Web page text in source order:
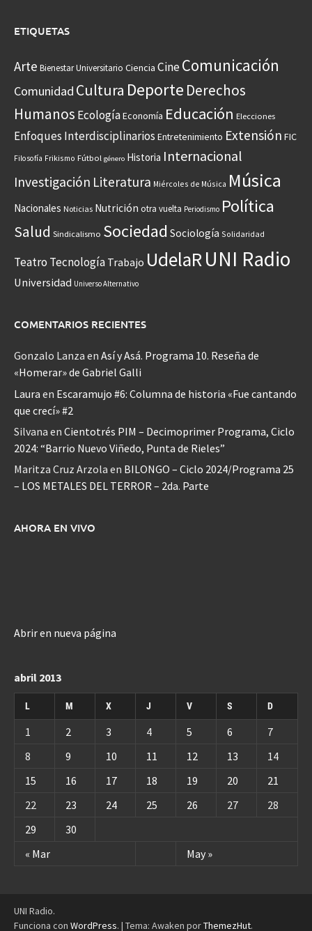
ETIQUETAS
Arte Bienestar Universitario Ciencia CineComunicación
Comunidad Cultura Deporte Derechos
Humanos EcologíaEconomía Educación Elecciones
Enfoques Interdisciplinarios Entretenimiento Extensión FIC
Filosofía Frikismo Fútbol género Historia Internacional
Investigación Literatura Miércoles de Música Música
Nacionales Noticias Nutrición otra vuelta Periodismo Política
Salud Sindicalismo Sociedad Sociología Solidaridad
Teatro Tecnología Trabajo UdelaRUNI Radio
Universidad Universo Alternativo
COMENTARIOS RECIENTES
Gonzalo Lanza en Así y Asá. Programa 10. Reseña de
«Homerar» de Gabriel Galli
Laura en Escaramujo #6: Columna de historia «Fue cantando
que crecí» #2
Silvana en Cientotrés PIM – Decimoprimer Programa, Ciclo
2024: “Barrio Nuevo Viñedo, Punta de Rieles”
Maritza Cruz Arzola en BILONGO – Ciclo 2024/Programa 25
– LOS METALES DEL TERROR – 2da. Parte
AHORA EN VIVO
Abrir en nueva página
abril 2013
L M X J V S D
« Mar May »
1 2 3 4 5 6
7
8
9 10 11 12 13
14
15
16 17 18 19 20
21
22
23 24 25 26 27
28
29
30
UNI Radio.
Funciona con WordPress. | Tema: Awaken porThemezHut.